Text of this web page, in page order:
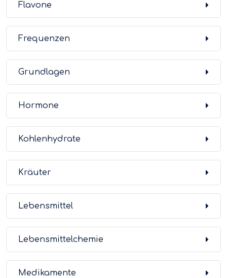
Flavone
Frequenzen
Grundlagen
Hormone
Kohlenhydrate
Kräuter
Lebensmittel
Lebensmittelchemie
Medikamente